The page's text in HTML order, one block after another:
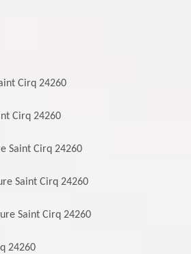
Cirq 24260
Cirq 24260
Saint Cirq 24260
Saint Cirq 24260
Saint Cirq 24260
24260